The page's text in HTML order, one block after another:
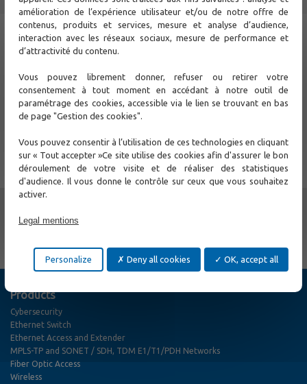
VDR-4TTX delivers safe Internet access with security
functions such as authentication, address translation,
address filtering, and attack protection.
Contact Us
Other
ADSL/VDSL, DSLAM and CPE
Products
Cybersecurity
Ethernet Switch
Ethernet Access and Extender
MPLS-TP and SONET / SDH, TDM E1/T1/PDH Networks
Fiber Optic Access
Wireless
amélioration de l’expérience utilisateur et/ou de notre offre de
contenus, produits et services, mesure et analyse d’audience,
interaction avec les réseaux sociaux, mesure de performance et
d’attractivité du contenu.
Vous pouvez librement donner, refuser ou retirer votre
consentement à tout moment en accédant à notre outil de
paramétrage des cookies, accessible via le lien se trouvant en bas
de page "Gestion des cookies".
Vous pouvez consentir à l’utilisation de ces technologies en cliquant
sur « Tout accepter »Ce site utilise des cookies afin d'assurer le bon
déroulement de votre visite et de réaliser des statistiques
d'audience. Il vous donne le contrôle sur ceux que vous souhaitez
activer.
Legal mentions
OK, accept all
Deny all cookies
Personalize